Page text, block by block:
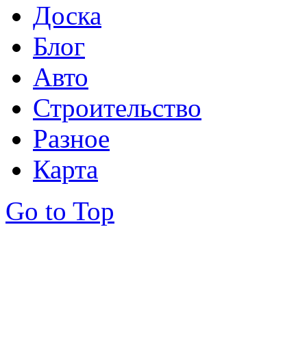
Доска
Блог
Авто
Строительство
Разное
Карта
Go to Top